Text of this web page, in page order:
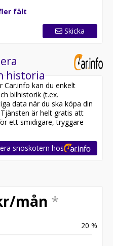
fält
Skicka
historia
Car.info kan du enkelt
bilhistorik (t.ex.
data när du ska köpa din
är helt gratis att
ett smidigare, tryggare
snöskotern hos
mån *
20 %